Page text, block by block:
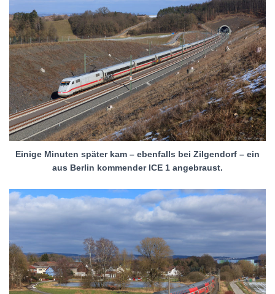
Einige Minuten später kam – ebenfalls bei Zilgendorf – ein
aus Berlin kommender ICE 1 angebraust.